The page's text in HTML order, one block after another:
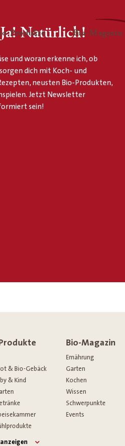
ausklappen
Produkte— UntermenüBio-Magazin
Natürlich!
und woran erkenne ich, ob
dich mit Koch- und
neusten Bio-Produkten,
Jetzt Newsletter
sein!
& Bio-Gebäck
& Kind
Bio-Magazin
Ernährung
Garten
Kochen
Wissen
Schwerpunkte
Events